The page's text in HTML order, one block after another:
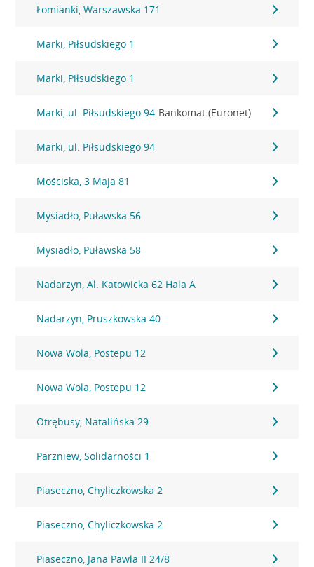
Łomianki, Warszawska 171
Marki, Piłsudskiego 1
Marki, Piłsudskiego 1
Marki, ul. Piłsudskiego 94 Bankomat (Euronet)
Marki, ul. Piłsudskiego 94
Mościska, 3 Maja 81
Mysiadło, Puławska 56
Mysiadło, Puławska 58
Nadarzyn, Al. Katowicka 62 Hala A
Nadarzyn, Pruszkowska 40
Nowa Wola, Postepu 12
Nowa Wola, Postepu 12
Otrębusy, Natalińska 29
Parzniew, Solidarności 1
Piaseczno, Chyliczkowska 2
Piaseczno, Chyliczkowska 2
Piaseczno, Jana Pawła II 24/8